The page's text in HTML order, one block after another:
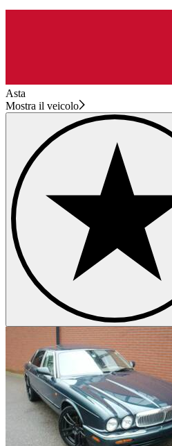
Asta
Mostra il veicolo